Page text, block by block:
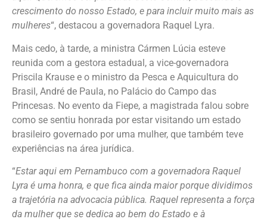
crescimento do nosso Estado, e para incluir muito mais as
mulheres“, destacou a governadora Raquel Lyra.
Mais cedo, à tarde, a ministra Cármen Lúcia esteve
reunida com a gestora estadual, a vice-governadora
Priscila Krause e o ministro da Pesca e Aquicultura do
Brasil, André de Paula, no Palácio do Campo das
Princesas. No evento da Fiepe, a magistrada falou sobre
como se sentiu honrada por estar visitando um estado
brasileiro governado por uma mulher, que também teve
experiências na área jurídica.
“Estar aqui em Pernambuco com a governadora Raquel
Lyra é uma honra, e que fica ainda maior porque dividimos
a trajetória na advocacia pública. Raquel representa a força
da mulher que se dedica ao bem do Estado e à